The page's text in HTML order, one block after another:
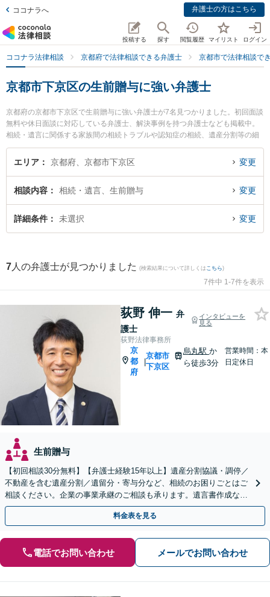
ココナラへ 弁護士の方はこちら
投稿する 探す 閲覧履歴 マイリスト ログイン
ココナラ法律相談 京都府で法律相談できる弁護士 京都市で法律相談で
京都市下京区の生前贈与に強い弁護士
京都府の京都市下京区で生前贈与に強い弁護士が7名見つかりました。初回面談
無料や休日面談に対応している弁護士、解決事例を持つ弁護士なども掲載中。
相続・遺言に関係する家族間の相続トラブルや認知症の相続、遺産分割等の細
かな分野での絞り込み検索もでき便利です。特に荻野法律事務所の荻野 伸一弁
護士や嶋田隼也法律事務所の嶋田 隼也弁護士、ムネカワ法律事務所の宗川 雄己
談したい』『生前贈与のトラブル解決の実績豊富な近くの弁護士を検索した
い』『初回相談無料で生前贈与を法律相談できる京都市下京区内の弁護士に相
談予約したい』などでお困りの相談者さんにおすすめです。
エリア 京都府、京都市下京区 変更
相談内容 相続・遺言、生前贈与 変更
詳細条件 未選択 変更
7 人の弁護士が見つかりました (検索結果について詳しくは こちら)
7件中 1-7件を表示
荻野 伸一 弁
護士
インタビューを
見る
荻野法律事務所
京
都
府
|
京都市
下京区
烏丸駅 か
ら徒歩3分
営業時間：本
日定休日
生前贈与
【初回相談30分無料】【弁護士経験15年以上】遺産分割協議・調停／
不動産を含む遺産分割／遺留分・寄与分など、相続のお困りごとはご
相談ください。企業の事業承継のご相談も承ります。遺言書作成など
生前対策もサポート【烏丸駅3分】【Web面談可】
料金表を見る
電話でお問い合わせ メールでお問い合わせ